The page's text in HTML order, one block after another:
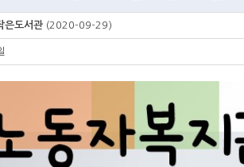
은도서관 (2020-09-29)